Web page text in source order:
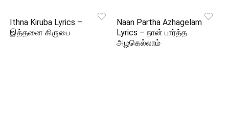
Ithna Kiruba Lyrics –
இத்தனை கிருபை
Naan Partha Azhagelam
Lyrics – நான் பார்த்த
அழகெல்லாம்